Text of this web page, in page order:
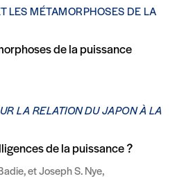
LES MÉTAMORPHOSES DE LA
de la puissance
LA RELATION DU JAPON À LA
de la puissance ?
et Joseph S. Nye,